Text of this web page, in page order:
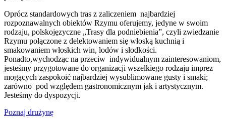
Oprócz standardowych tras z zaliczeniem najbardziej
rozpoznawalnych obiektów Rzymu oferujemy, jedyne w swoim
rodzaju, polskojęzyczne „Trasy dla podniebienia”, czyli zwiedzanie
Rzymu połączone z delektowaniem się włoską kuchnią i
smakowaniem włoskich win, lodów i słodkości.
Ponadto,wychodząc na przeciw indywidualnym zainteresowaniom,
jesteśmy przygotowane do organizacji wszelkiego rodzaju imprez
mogących zaspokoić najbardziej wysublimowane gusty i smaki;
zarówno pod względem gastronomicznym jak i artystycznym.
Jesteśmy do dyspozycji.
Poznaj drużynę